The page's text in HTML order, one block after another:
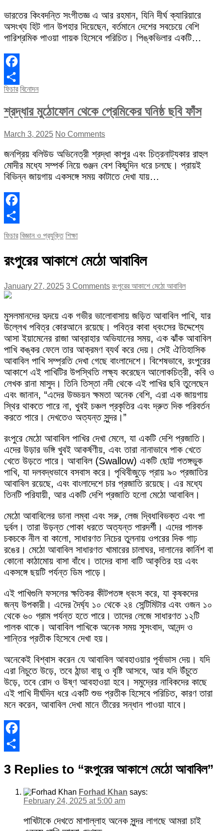
ভারতের কিংবদন্তি সংগীতজ্ঞ এ আর রহমান, যিনি দীর্ঘ ক্যারিয়ারে
অসংখ্য হিট গান উপহার দিয়েছেন, বর্তমানে দেশের সবচেয়ে বেশি
পারিশ্রমিক পাওয়া গায়ক হিসেবে পরিচিত। পিঙ্কভিলার একটি…
Facebook
Share
ফিচার বিনোদন
শ্রদ্ধার মুঠোফোন থেকে প্রেমিকের ঘনিষ্ঠ ছবি ফাঁস
March 3, 2025 No Comments
জনপ্রিয় বলিউড অভিনেত্রী শ্রদ্ধা কাপুর এবং চিত্রনাট্যকার রাহুল
মোদীর মধ্যে সম্পর্ক নিয়ে গুঞ্জন বেশ কিছুদিন ধরে চলছে। প্রায়ই
বিভিন্ন জায়গায় একসঙ্গে সময় কাটাতে দেখা যায়…
Facebook
Share
ফিচার বিজ্ঞান ও প্রযুক্তি শিক্ষা
রংপুরের আকাশে মেঠো আবাবিল
January 27, 2025 3 Comments রংপুরের আকাশে মেঠো আবাবিল
মুসলমানদের হৃদয়ে এক গভীর ভালোবাসায় জড়িত আবাবিল পাখি, যার
উল্লেখ পবিত্র কোরআনে রয়েছে। পবিত্র কাবা ধ্বংসের উদ্দেশ্যে
আসা ইয়ামেনের রাজা আব্রাহার অভিযানের সময়, এক ঝাঁক আবাবিল
পাখি কঙ্কর ফেলে তার আক্রমণ ব্যর্থ করে দেয়। সেই ঐতিহাসিক
আবাবিল পাখি সম্প্রতি দেখা গেছে বাংলাদেশে। বিশেষভাবে, রংপুরের
আকাশে এই পাখিটির উপস্থিতি লক্ষ্য করেছেন আলোকচিত্রী, কবি ও
লেখক রানা মাসুদ। তিনি তিস্তা নদী থেকে এই পাখির ছবি তুলেছেন
এবং জানান, “এদের উড্ডয়ন ক্ষমতা অনেক বেশি, এরা এক জায়গায়
স্থির থাকতে পারে না, খুবই চঞ্চল প্রকৃতির এবং দ্রুত দিক পরিবর্তন
করতে পারে। দেখতেও অত্যন্ত সুন্দর।”
রংপুরে মেঠো আবাবিল পাখির দেখা মেলে, যা একটি দেশি প্রজাতি।
এদের উড়ার ভঙ্গি খুবই আকর্ষণীয়, এবং তারা নানাভাবে পাক খেতে
খেতে উড়তে পারে। আবাবিল (Swallow) একটি ছোট্ট পতঙ্গভুক
পাখি, যা দলবদ্ধভাবে বসবাস করে। পৃথিবীজুড়ে প্রায় ৯০ প্রজাতির
আবাবিল রয়েছে, এবং বাংলাদেশে চার প্রজাতি রয়েছে। এর মধ্যে
তিনটি পরিযায়ী, আর একটি দেশি প্রজাতি হলো মেঠো আবাবিল।
মেঠো আবাবিলের ডানা লম্বা এবং সরু, লেজ দ্বিধাবিভক্ত এবং পা
দুর্বল। তারা উড়ন্ত পোকা ধরতে অত্যন্ত পারদর্শী। এদের পালক
চকচকে নীল বা কালো, সাধারণত নিচের তুলনায় ওপরের দিক গাঢ়
রঙের। মেঠো আবাবিল সাধারণত খামারের চালাঘর, দালানের কার্নিশ বা
কোনো কাঠামোয় বাসা বাঁধে। তাদের বাসা বাটি আকৃতির হয় এবং
একসঙ্গে ছয়টি পর্যন্ত ডিম পাড়ে।
এই পাখিগুলি ফসলের ক্ষতিকর কীটপতঙ্গ ধ্বংস করে, যা কৃষকদের
জন্য উপকারী। এদের দৈর্ঘ্য ১০ থেকে ২৪ সেন্টিমিটার এবং ওজন ১০
থেকে ৬০ গ্রাম পর্যন্ত হতে পারে। তাদের লেজে সাধারণত ১২টি
পালক থাকে। আবাবিল পাখিকে অনেক সময় সুসংবাদ, আনন্দ ও
শান্তির প্রতীক হিসেবে দেখা হয়।
অনেকেই বিশ্বাস করেন যে আবাবিল আবহাওয়ার পূর্বাভাস দেয়। যদি
এরা নিচুতে উড়ে, তবে ঠান্ডা বায়ু ও বৃষ্টি আসবে, আর যদি উঁচুতে
উড়ে, তবে রোদ ও উষ্ণ আবহাওয়া হবে। সমুদ্রের নাবিকদের কাছে
এই পাখি দীর্ঘদিন ধরে একটি শুভ প্রতীক হিসেবে পরিচিত, কারণ তারা
মনে করেন, আবাবিল দেখা মানে তীরের সন্ধান পাওয়া যাবে।
Facebook
3 Replies to “রংপুরের আকাশে মেঠো আবাবিল”
Forhad Khan says:
February 24, 2025 at 5:00 am
পাখিটাকে দেখতে মাশাল্লাহ অনেক সুন্দর লাগছে আমরা চাই